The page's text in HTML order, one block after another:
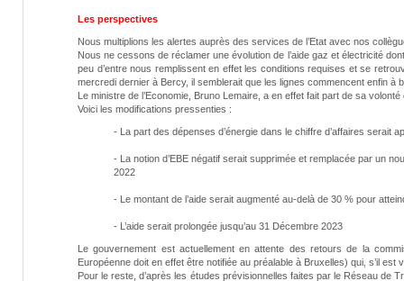
Les perspectives
Nous multiplions les alertes auprès des services de l’Etat avec nos
Nous ne cessons de réclamer une évolution de l’aide gaz et électricité
peu d’entre nous remplissent en effet les conditions requises et se
mercredi dernier à Bercy, il semblerait que les lignes commencent enfin à
Le ministre de l’Economie, Bruno Lemaire, a en effet fait part de sa
Voici les modifications pressenties :
- La part des dépenses d’énergie dans le chiffre d’affaires serait
- La notion d’EBE négatif serait supprimée et remplacée par un
2022
- Le montant de l’aide serait augmenté au-delà de 30 % pour
- L’aide serait prolongée jusqu’au 31 Décembre 2023
Le gouvernement est actuellement en attente des retours de la
Européenne doit en effet être notifiée au préalable à Bruxelles) qui, s’il
Pour le reste, d’après les études prévisionnelles faites par le Réseau de